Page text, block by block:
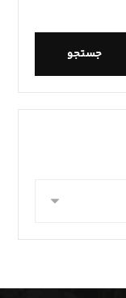
جستجو